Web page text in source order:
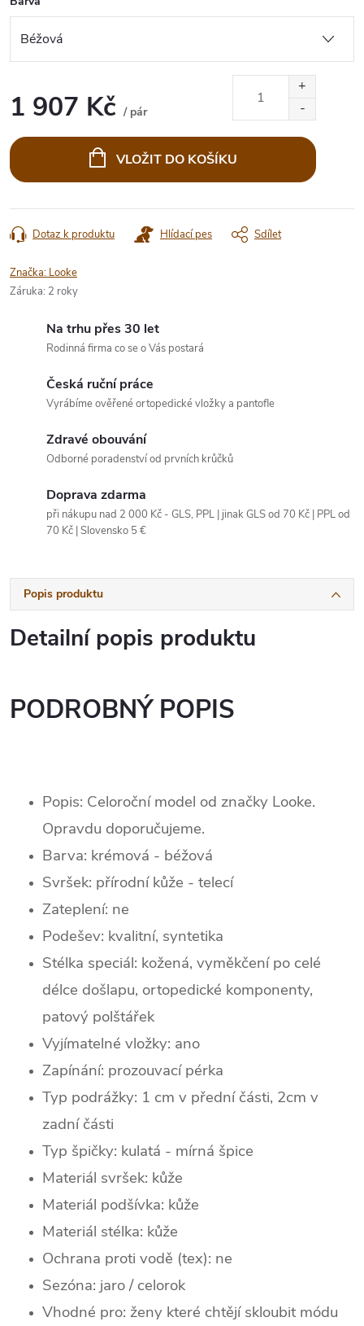
1 907 Kč / pár
cena:
VLOŽIT DO KOŠÍKU
Dotaz k produktu Hlídací pes Sdílet
Značka: Looke
Záruka: 2 roky
Na trhu přes 30 let
Rodinná firma co se o Vás postará
Česká ruční práce
Vyrábíme ověřené ortopedické vložky a pantofle
Zdravé obouvání
Odborné poradenství od prvních krůčků
Doprava zdarma
při nákupu nad 2 000 Kč - GLS, PPL | jinak GLS od 70 Kč | PPL od
70 Kč | Slovensko 5 €
Popis produktu
Detailní popis produktu
PODROBNÝ POPIS
Popis: Celoroční model od značky Looke.
Opravdu doporučujeme.
Barva: krémová - béžová
Svršek: přírodní kůže - telecí
Zateplení: ne
Podešev: kvalitní, syntetika
Stélka speciál: kožená, vyměkčení po celé
délce došlapu, ortopedické komponenty,
patový polštářek
Vyjímatelné vložky: ano
Zapínání: prozouvací pérka
Typ podrážky: 1 cm v přední části, 2cm v
zadní části
Typ špičky: kulatá - mírná špice
Materiál svršek: kůže
Materiál podšívka: kůže
Materiál stélka: kůže
Ochrana proti vodě (tex): ne
Sezóna: jaro / celorok
Vhodné pro: ženy které chtějí skloubit módu